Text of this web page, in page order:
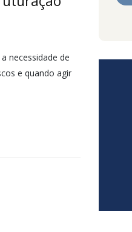
necessidade de
e quando agir